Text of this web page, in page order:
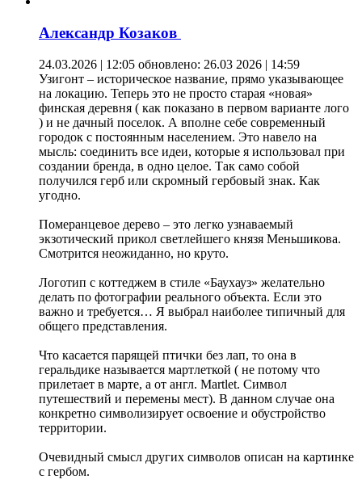
Александр Козаков
24.03.2026 | 12:05 обновлено: 26.03 2026 | 14:59
Узигонт – историческое название, прямо указывающее
на локацию. Теперь это не просто старая «новая»
финская деревня ( как показано в первом варианте лого
) и не дачный поселок. А вполне себе современный
городок с постоянным населением. Это навело на
мысль: соединить все идеи, которые я использовал при
создании бренда, в одно целое. Так само собой
получился герб или скромный гербовый знак. Как
угодно.
Померанцевое дерево – это легко узнаваемый
экзотический прикол светлейшего князя Меньшикова.
Смотрится неожиданно, но круто.
Логотип с коттеджем в стиле «Баухауз» желательно
делать по фотографии реального объекта. Если это
важно и требуется… Я выбрал наиболее типичный для
общего представления.
Что касается парящей птички без лап, то она в
геральдике называется мартлеткой ( не потому что
прилетает в марте, а от англ. Martlet. Символ
путешествий и перемены мест). В данном случае она
конкретно символизирует освоение и обустройство
территории.
Очевидный смысл других символов описан на картинке
с гербом.